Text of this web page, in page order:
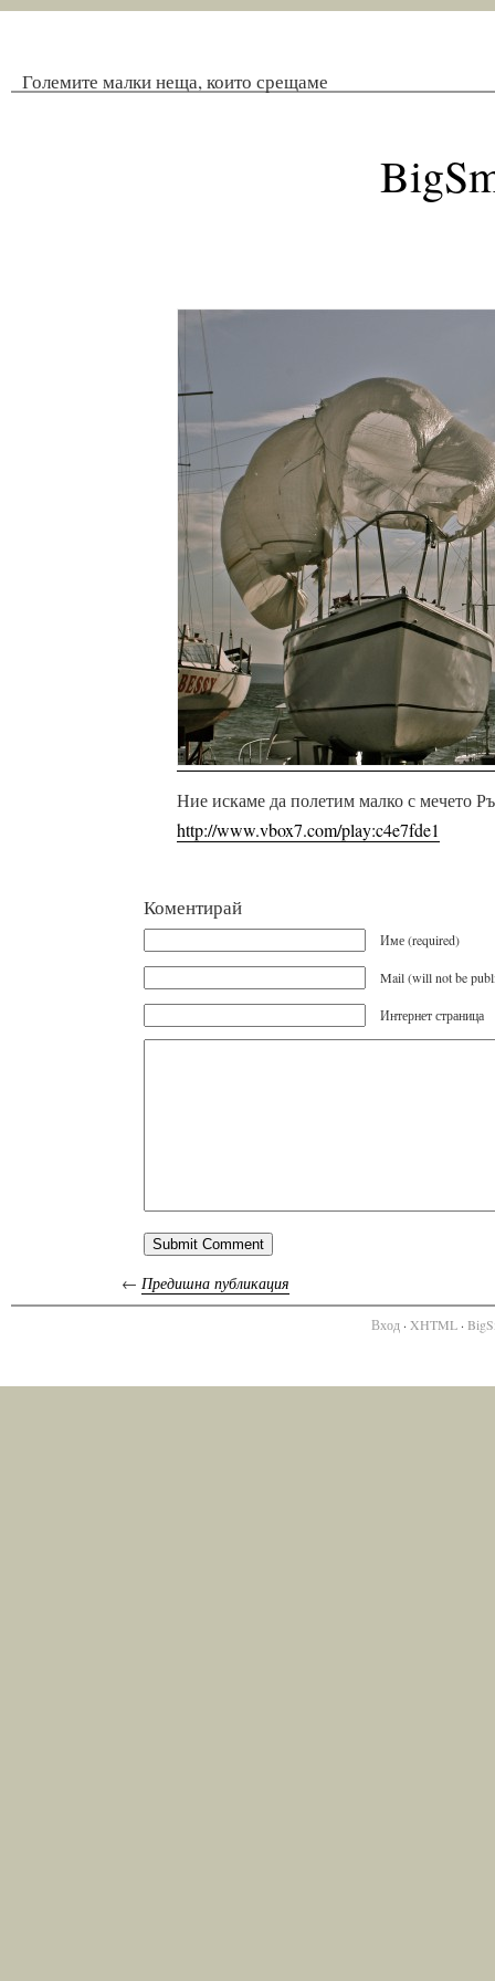
Големите малки неща, които срещаме
Ние искаме да полетим малко с мечето
http://www.vbox7.com/play:c4e7fde1
Коментирай
Име (required)
Mail (will not be
Интернет страница
← Предишна публикация
Вход· XHTML·